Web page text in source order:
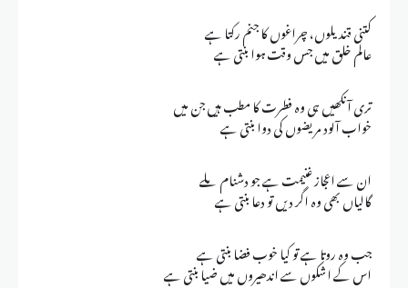
کتنی قندیلوں، چراغوں کا جنم رکتا ہے
عالم خلق میں جس وقت ہوا بنتی ہے
تری آنکھیں ہی وہ فطرت کا مطب ہیں جن میں
خواب آلود مریضوں کی دوا بنتی ہے
ان سے اعجاز غنیمت ہے جو دشنام ملے
گالیاں بھی وہ اگر دیں تو دعا بنتی ہے
جب وہ روتا ہے تو کیا خوب فضا بنتی ہے
اس کے اشکوں سے اندھیروں میں ضیا بنتی ہے